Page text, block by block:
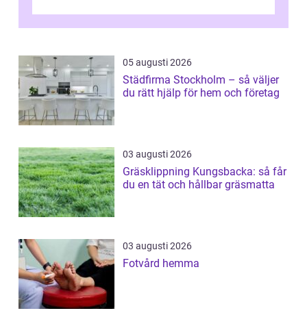
05 augusti 2026
Städfirma Stockholm – så väljer
du rätt hjälp för hem och företag
03 augusti 2026
Gräsklippning Kungsbacka: så får
du en tät och hållbar gräsmatta
03 augusti 2026
Fotvård hemma